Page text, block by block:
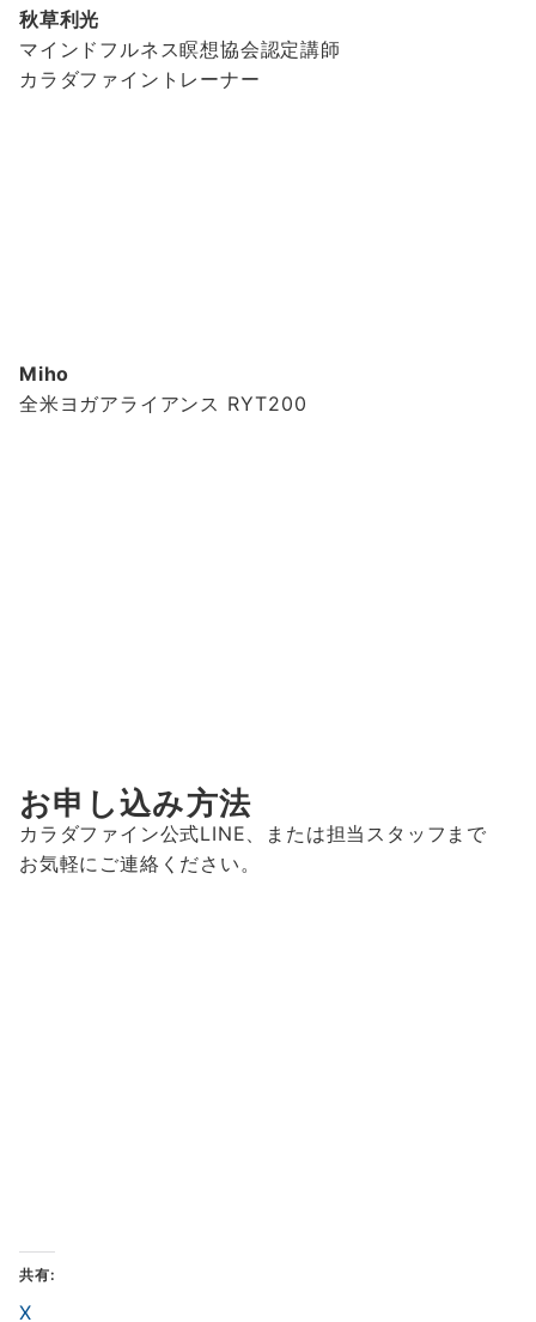
秋草利光
マインドフルネス瞑想協会認定講師
カラダファイントレーナー
Miho
全米ヨガアライアンス RYT200
お申し込み方法
カラダファイン公式LINE、または担当スタッフまで
お気軽にご連絡ください。
共有:
X